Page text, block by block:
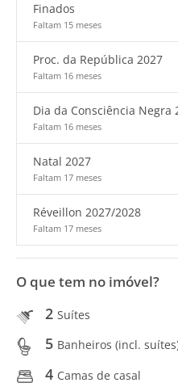
Finados
Faltam 15 meses
Proc. da República 2027
Faltam 16 meses
Dia da Consciência Negra
Faltam 16 meses
Natal 2027
Faltam 17 meses
Réveillon 2027/2028
Faltam 17 meses
O que tem no imóvel?
2 Suítes
5 Banheiros (incl.
4 Camas de casal